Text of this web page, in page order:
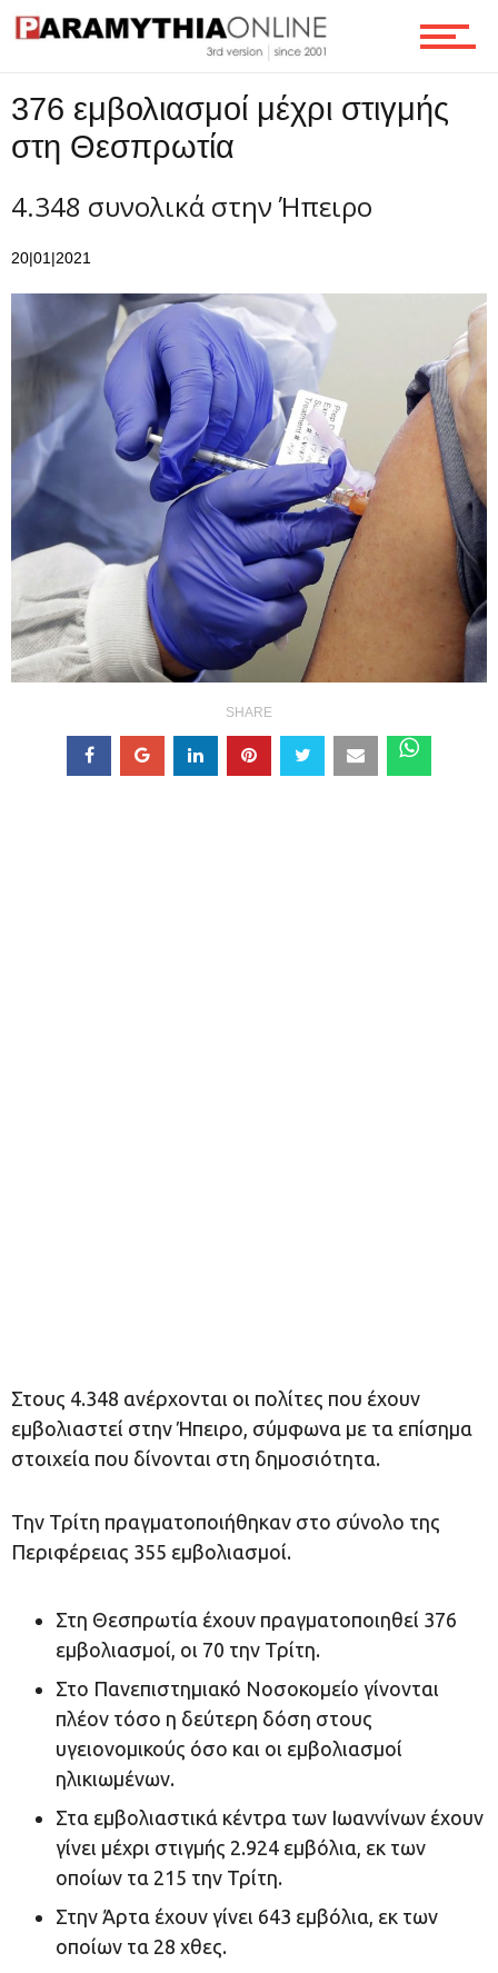
376 εμβολιασμοί μέχρι στιγμής
στη Θεσπρωτία
4.348 συνολικά στην Ήπειρο
20|01|2021
SHARE
Στους 4.348 ανέρχονται οι πολίτες που έχουν
εμβολιαστεί στην Ήπειρο, σύμφωνα με τα επίσημα
στοιχεία που δίνονται στη δημοσιότητα.
Την Τρίτη πραγματοποιήθηκαν στο σύνολο της
Περιφέρειας 355 εμβολιασμοί.
Στη Θεσπρωτία έχουν πραγματοποιηθεί 376
εμβολιασμοί, οι 70 την Τρίτη.
Στο Πανεπιστημιακό Νοσοκομείο γίνονται
πλέον τόσο η δεύτερη δόση στους
υγειονομικούς όσο και οι εμβολιασμοί
ηλικιωμένων.
Στα εμβολιαστικά κέντρα των Ιωαννίνων έχουν
γίνει μέχρι στιγμής 2.924 εμβόλια, εκ των
οποίων τα 215 την Τρίτη.
Στην Άρτα έχουν γίνει 643 εμβόλια, εκ των
οποίων τα 28 χθες.